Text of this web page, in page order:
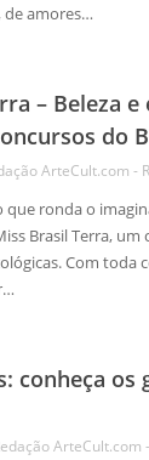
de amores…
– Beleza
do
ArteCult.com -
que ronda o
Brasil Terra,
Com toda
conheça os
ArteCult.com